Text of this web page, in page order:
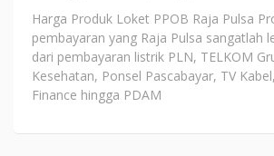
Harga Produk Loket PPOB Raja Pulsa
pembayaran yang Raja Pulsa sangatlah
dari pembayaran listrik PLN, TELKOM
Kesehatan, Ponsel Pascabayar, TV
Finance hingga PDAM